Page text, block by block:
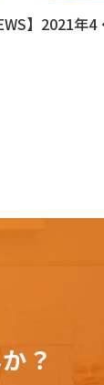
】2021年
？